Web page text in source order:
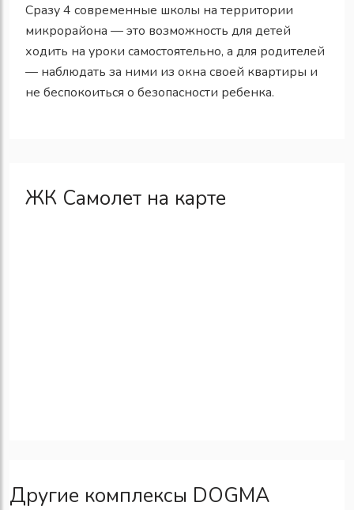
Сразу 4 современные школы на территории
микрорайона — это возможность для детей
ходить на уроки самостоятельно, а для родителей
— наблюдать за ними из окна своей квартиры и
не беспокоиться о безопасности ребенка.
ЖК Самолет на карте
Другие комплексы DOGMA